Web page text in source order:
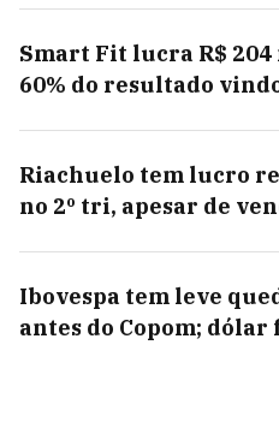
Smart Fit lucra R$
60% do resultado
Riachuelo tem lucro
no 2º tri, apesar de
Ibovespa tem leve
antes do Copom; dólar